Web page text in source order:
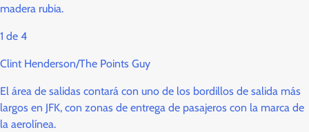
madera rubia.
1 de 4
Clint Henderson/The Points Guy
El área de salidas contará con uno de los bordillos de salida más
largos en JFK, con zonas de entrega de pasajeros con la marca de
la aerolínea.